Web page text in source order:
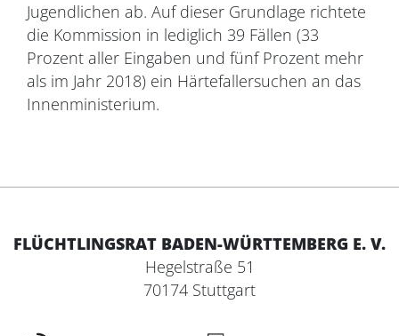
Jugendlichen ab. Auf dieser Grundlage richtete
die Kommission in lediglich 39 Fällen (33
Prozent aller Eingaben und fünf Prozent mehr
als im Jahr 2018) ein Härtefallersuchen an das
Innenministerium.
FLÜCHTLINGSRAT BADEN-WÜRTTEMBERG E. V.
Hegelstraße 51
70174 Stuttgart